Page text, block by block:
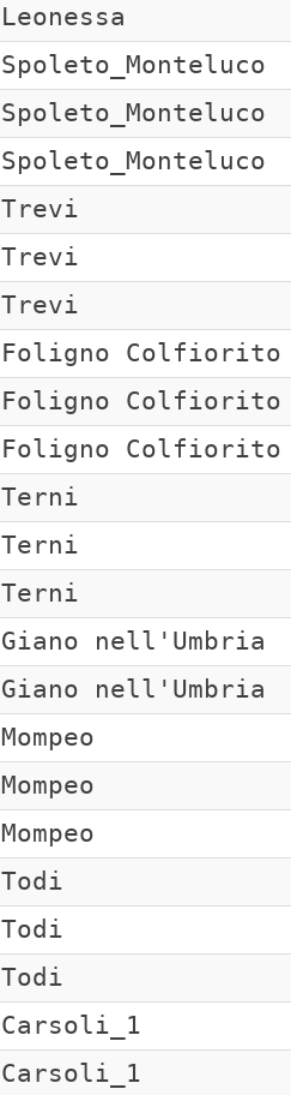
Leonessa
Spoleto_Monteluco
Spoleto_Monteluco
Spoleto_Monteluco
Trevi
Trevi
Trevi
Foligno Colfiorito
Foligno Colfiorito
Foligno Colfiorito
Terni
Terni
Terni
Giano nell'Umbria
Giano nell'Umbria
Mompeo
Mompeo
Mompeo
Todi
Todi
Todi
Carsoli_1
Carsoli_1